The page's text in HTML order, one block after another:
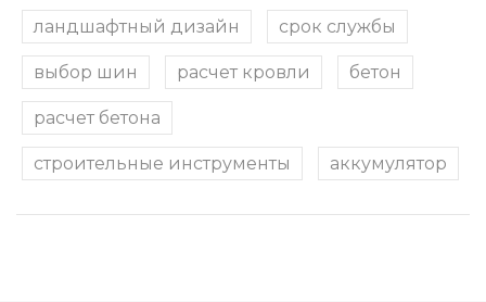
ландшафтный дизайн срок службы
выбор шин расчет кровли бетон
расчет бетона
строительные инструменты аккумулятор